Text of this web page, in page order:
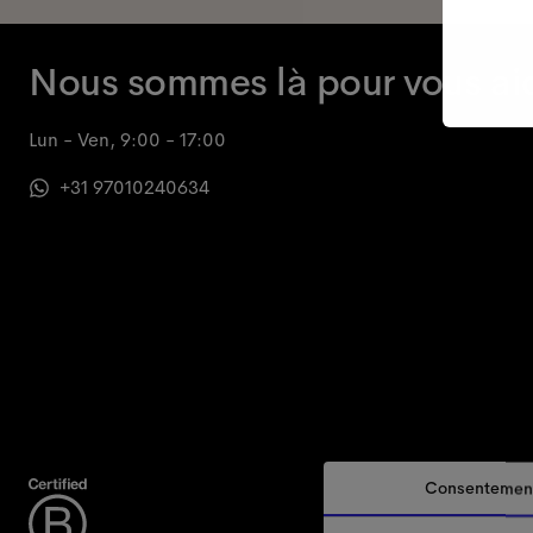
Nous sommes là pour vous
Lun - Ven, 9:00 - 17:00
+31 97010240634